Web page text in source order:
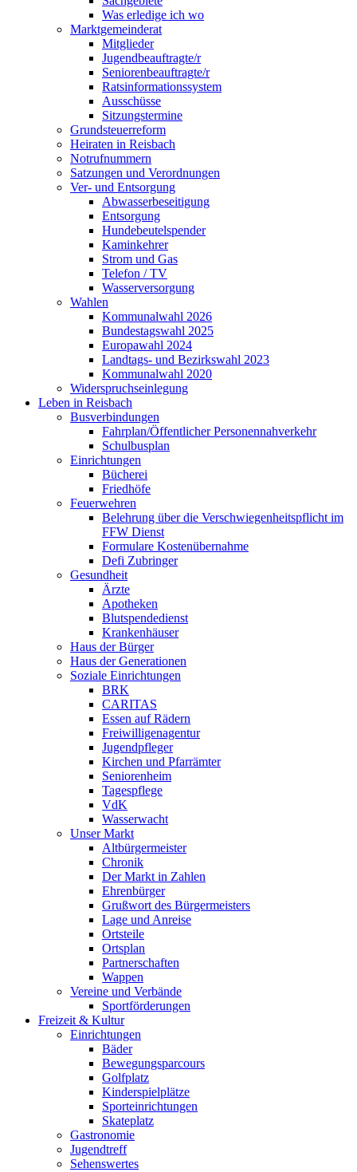
Was erledige ich wo
Marktgemeinderat
Mitglieder
Jugendbeauftragte/r
Seniorenbeauftragte/r
Ratsinformationssystem
Ausschüsse
Sitzungstermine
Grundsteuerreform
Heiraten in Reisbach
Notrufnummern
Satzungen und Verordnungen
Ver- und Entsorgung
Abwasserbeseitigung
Entsorgung
Hundebeutelspender
Kaminkehrer
Strom und Gas
Telefon / TV
Wasserversorgung
Wahlen
Kommunalwahl 2026
Bundestagswahl 2025
Europawahl 2024
Landtags- und Bezirkswahl 2023
Kommunalwahl 2020
Widerspruchseinlegung
Leben in Reisbach
Busverbindungen
Fahrplan/Öffentlicher Personennahverkehr
Schulbusplan
Einrichtungen
Bücherei
Friedhöfe
Feuerwehren
Belehrung über die Verschwiegenheitspflicht im
FFW Dienst
Formulare Kostenübernahme
Defi Zubringer
Gesundheit
Ärzte
Apotheken
Blutspendedienst
Krankenhäuser
Haus der Bürger
Haus der Generationen
Soziale Einrichtungen
BRK
CARITAS
Essen auf Rädern
Freiwilligenagentur
Jugendpfleger
Kirchen und Pfarrämter
Seniorenheim
Tagespflege
VdK
Wasserwacht
Unser Markt
Altbürgermeister
Chronik
Der Markt in Zahlen
Ehrenbürger
Grußwort des Bürgermeisters
Lage und Anreise
Ortsteile
Ortsplan
Partnerschaften
Wappen
Vereine und Verbände
Sportförderungen
Freizeit & Kultur
Einrichtungen
Bäder
Bewegungsparcours
Golfplatz
Kinderspielplätze
Sporteinrichtungen
Skateplatz
Gastronomie
Jugendtreff
Sehenswertes